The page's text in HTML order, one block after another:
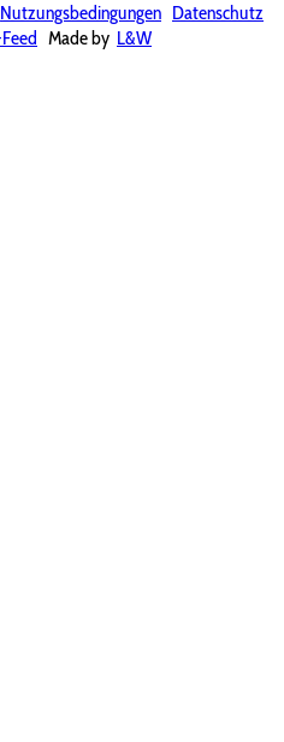
Nutzungsbedingungen Datenschutz
Made by L&W